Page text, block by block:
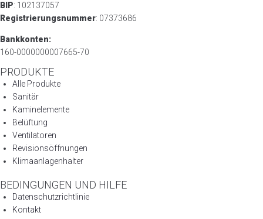
BIP: 102137057
Registrierungsnummer: 07373686
Bankkonten:
160-0000000007665-70
PRODUKTE
Alle Produkte
Sanitär
Kaminelemente
Belüftung
Ventilatoren
Revisionsöffnungen
Klimaanlagenhalter
BEDINGUNGEN UND HILFE
Datenschutzrichtlinie
Kontakt